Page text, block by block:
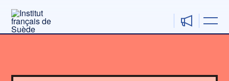
contenu